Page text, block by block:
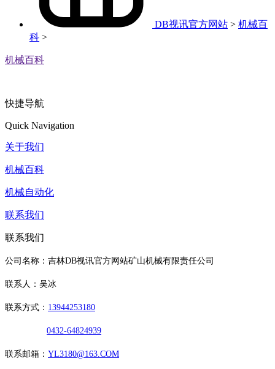
DB视讯官方网站 > 机械百
科 >
机械百科
快捷导航
Quick Navigation
关于我们
机械百科
机械自动化
联系我们
联系我们
公司名称：吉林DB视讯官方网站矿山机械有限责任公司
联系人：吴冰
联系方式： 13944253180
0432-64824939
联系邮箱： YL3180@163.COM